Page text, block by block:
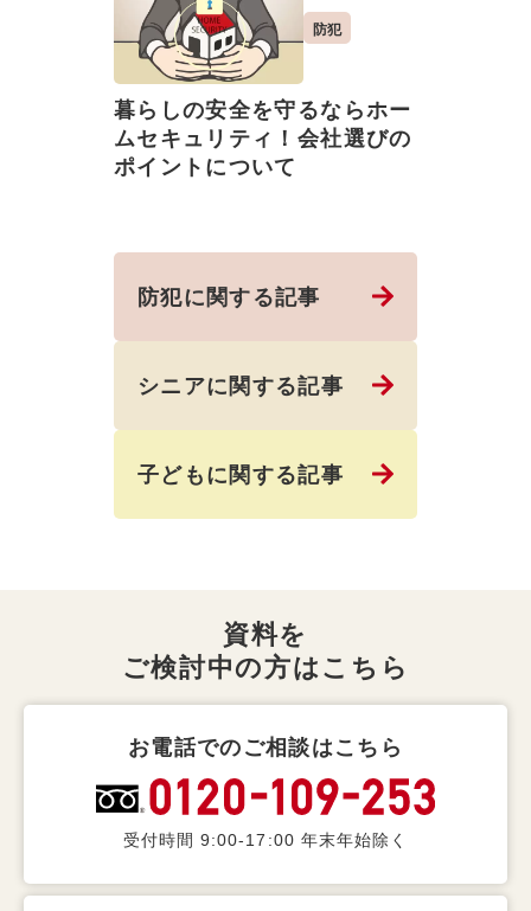
防犯
暮らしの安全を守るならホー
ムセキュリティ！会社選びの
ポイントについて
防犯に関する記事
シニアに関する記事
子どもに関する記事
資料を
ご検討中の方はこちら
お電話でのご相談はこちら
受付時間 9:00-17:00 年末年始除く